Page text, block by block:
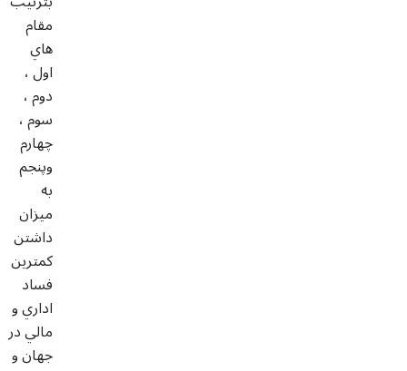
مقام
هاي
اول ،
دوم ،
سوم ،
چهارم
وپنجم
به
ميزان
داشتن
کمترين
فساد
اداري و
مالي در
جهان و